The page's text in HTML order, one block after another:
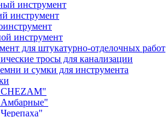
инструмент
инструмент
инструмент
для штукатурно-отделочных работ
тросы для канализации
и сумки для инструмента